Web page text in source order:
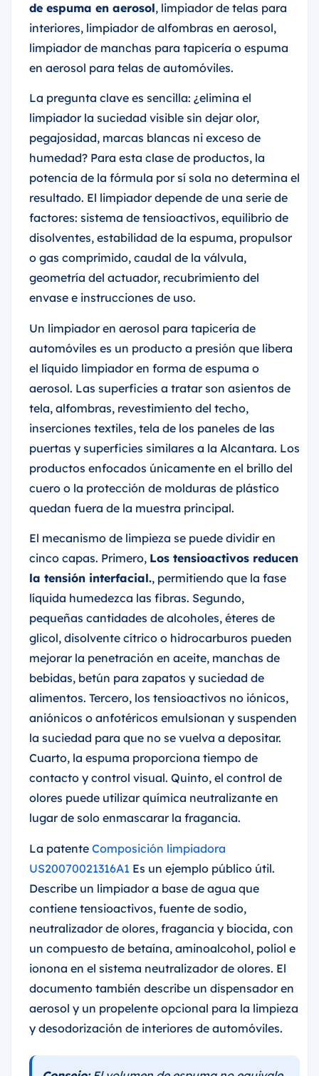
de espuma en aerosol, limpiador de telas para
interiores, limpiador de alfombras en aerosol,
limpiador de manchas para tapicería o espuma
en aerosol para telas de automóviles.
La pregunta clave es sencilla: ¿elimina el
limpiador la suciedad visible sin dejar olor,
pegajosidad, marcas blancas ni exceso de
humedad? Para esta clase de productos, la
potencia de la fórmula por sí sola no determina el
resultado. El limpiador depende de una serie de
factores: sistema de tensioactivos, equilibrio de
disolventes, estabilidad de la espuma, propulsor
o gas comprimido, caudal de la válvula,
geometría del actuador, recubrimiento del
envase e instrucciones de uso.
Un limpiador en aerosol para tapicería de
automóviles es un producto a presión que libera
el líquido limpiador en forma de espuma o
aerosol. Las superficies a tratar son asientos de
tela, alfombras, revestimiento del techo,
inserciones textiles, tela de los paneles de las
puertas y superficies similares a la Alcantara. Los
productos enfocados únicamente en el brillo del
cuero o la protección de molduras de plástico
quedan fuera de la muestra principal.
El mecanismo de limpieza se puede dividir en
cinco capas. Primero, Los tensioactivos reducen
la tensión interfacial., permitiendo que la fase
líquida humedezca las fibras. Segundo,
pequeñas cantidades de alcoholes, éteres de
glicol, disolvente cítrico o hidrocarburos pueden
mejorar la penetración en aceite, manchas de
bebidas, betún para zapatos y suciedad de
alimentos. Tercero, los tensioactivos no iónicos,
aniónicos o anfotéricos emulsionan y suspenden
la suciedad para que no se vuelva a depositar.
Cuarto, la espuma proporciona tiempo de
contacto y control visual. Quinto, el control de
olores puede utilizar química neutralizante en
lugar de solo enmascarar la fragancia.
La patente Composición limpiadora
US20070021316A1 Es un ejemplo público útil.
Describe un limpiador a base de agua que
contiene tensioactivos, fuente de sodio,
neutralizador de olores, fragancia y biocida, con
un compuesto de betaína, aminoalcohol, poliol e
ionona en el sistema neutralizador de olores. El
documento también describe un dispensador en
aerosol y un propelente opcional para la limpieza
y desodorización de interiores de automóviles.